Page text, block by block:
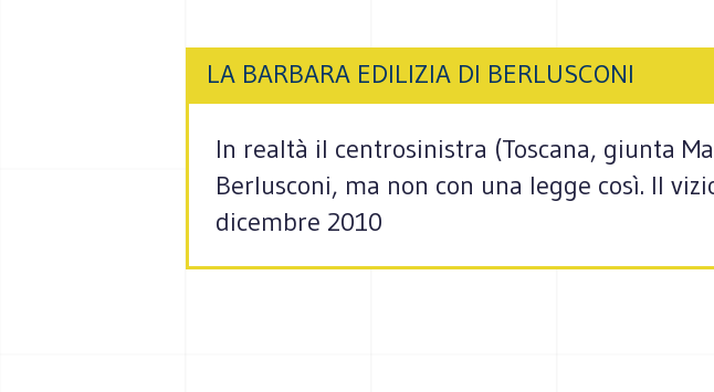
LA BARBARA EDILIZIA DI BERLUSCONI
In realtà il centrosinistra (Toscana, giunta
Berlusconi, ma non con una legge così. Il
dicembre 2010